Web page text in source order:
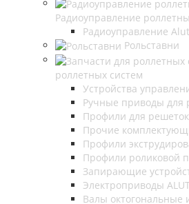
Радиоуправление
Радиоуправление
Рольставни
роллетных систем
Устройства
Ручные приводы для
Профили для решеток
Прочие
Профили
Профили роликовой
Запирающие
Электроприводы
Валы октогональные